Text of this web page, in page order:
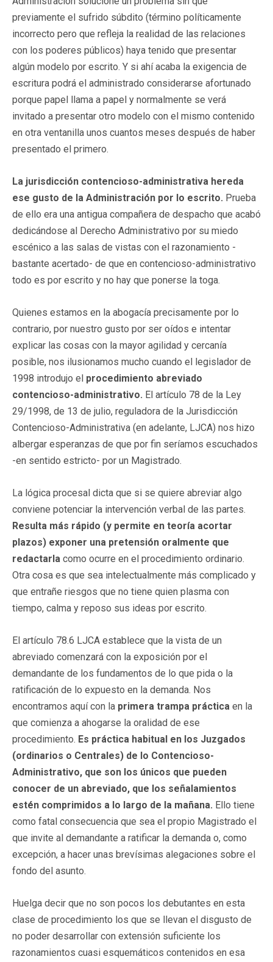
previamente el sufrido súbdito (término políticamente
incorrecto pero que refleja la realidad de las relaciones
con los poderes públicos) haya tenido que presentar
algún modelo por escrito. Y si ahí acaba la exigencia de
escritura podrá el administrado considerarse afortunado
porque papel llama a papel y normalmente se verá
invitado a presentar otro modelo con el mismo contenido
en otra ventanilla unos cuantos meses después de haber
presentado el primero.
La jurisdicción contencioso-administrativa hereda
ese gusto de la Administración por lo escrito. Prueba
de ello era una antigua compañera de despacho que acabó
dedicándose al Derecho Administrativo por su miedo
escénico a las salas de vistas con el razonamiento -
bastante acertado- de que en contencioso-administrativo
todo es por escrito y no hay que ponerse la toga.
Quienes estamos en la abogacía precisamente por lo
contrario, por nuestro gusto por ser oídos e intentar
explicar las cosas con la mayor agilidad y cercanía
posible, nos ilusionamos mucho cuando el legislador de
1998 introdujo el procedimiento abreviado
contencioso-administrativo. El artículo 78 de la Ley
29/1998, de 13 de julio, reguladora de la Jurisdicción
Contencioso-Administrativa (en adelante, LJCA) nos hizo
albergar esperanzas de que por fin seríamos escuchados
-en sentido estricto- por un Magistrado.
La lógica procesal dicta que si se quiere abreviar algo
conviene potenciar la intervención verbal de las partes.
Resulta más rápido (y permite en teoría acortar
plazos) exponer una pretensión oralmente que
redactarla como ocurre en el procedimiento ordinario.
Otra cosa es que sea intelectualmente más complicado y
que entrañe riesgos que no tiene quien plasma con
tiempo, calma y reposo sus ideas por escrito.
El artículo 78.6 LJCA establece que la vista de un
abreviado comenzará con la exposición por el
demandante de los fundamentos de lo que pida o la
ratificación de lo expuesto en la demanda. Nos
encontramos aquí con la primera trampa práctica en la
que comienza a ahogarse la oralidad de ese
procedimiento. Es práctica habitual en los Juzgados
(ordinarios o Centrales) de lo Contencioso-
Administrativo, que son los únicos que pueden
conocer de un abreviado, que los señalamientos
estén comprimidos a lo largo de la mañana. Ello tiene
como fatal consecuencia que sea el propio Magistrado el
que invite al demandante a ratificar la demanda o, como
excepción, a hacer unas brevísimas alegaciones sobre el
fondo del asunto.
Huelga decir que no son pocos los debutantes en esta
clase de procedimiento los que se llevan el disgusto de
no poder desarrollar con extensión suficiente los
razonamientos cuasi esquemáticos contenidos en esa